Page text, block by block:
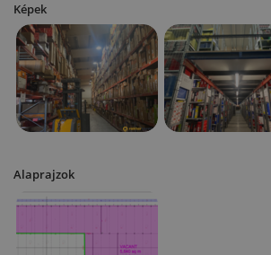
Képek
Alaprajzok